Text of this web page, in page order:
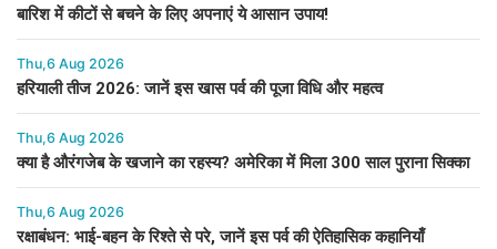
बारिश में कीटों से बचने के लिए अपनाएं ये आसान उपाय!
Thu,6 Aug 2026
हरियाली तीज 2026: जानें इस खास पर्व की पूजा विधि और महत्व
Thu,6 Aug 2026
क्या है औरंगजेब के खजाने का रहस्य? अमेरिका में मिला 300 साल पुराना सिक्का
Thu,6 Aug 2026
रक्षाबंधन: भाई-बहन के रिश्ते से परे, जानें इस पर्व की ऐतिहासिक कहानियाँ